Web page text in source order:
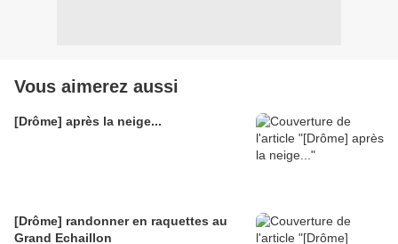
Vous aimerez aussi
[Drôme] après la neige...
[Drôme] randonner en raquettes au
Grand Echaillon